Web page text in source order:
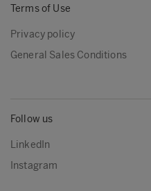
Terms of Use
Privacy policy
General Sales Conditions
Follow us
LinkedIn
Instagram